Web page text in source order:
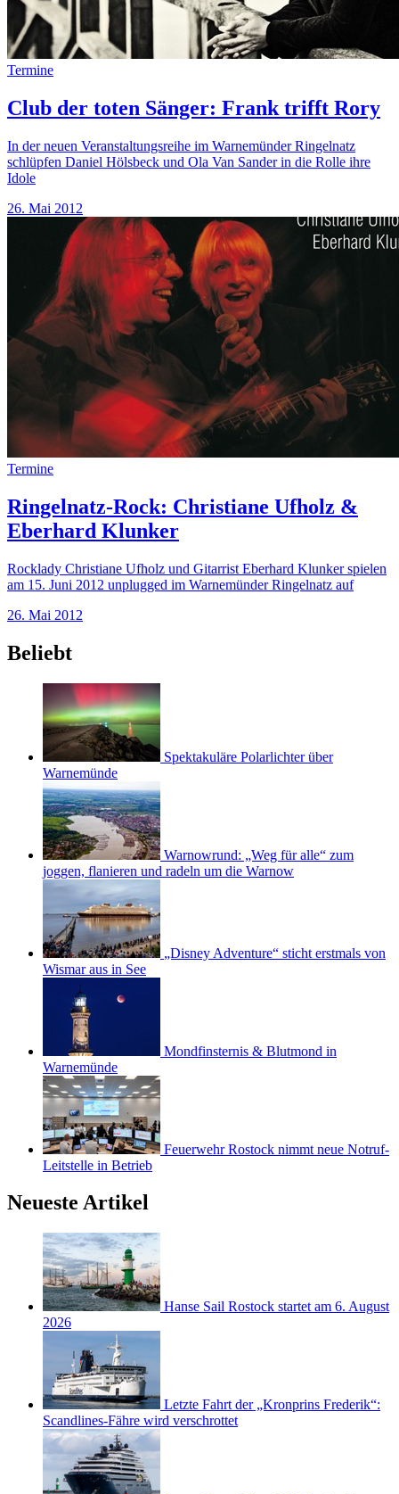
Termine
Club der toten Sänger: Frank trifft Rory
In der neuen Veranstaltungsreihe im Warnemünder Ringelnatz
schlüpfen Daniel Hölsbeck und Ola Van Sander in die Rolle ihre
Idole
26. Mai 2012
Termine
Ringelnatz-Rock: Christiane Ufholz &
Eberhard Klunker
Rocklady Christiane Ufholz und Gitarrist Eberhard Klunker spielen
am 15. Juni 2012 unplugged im Warnemünder Ringelnatz auf
26. Mai 2012
Beliebt
Spektakuläre Polarlichter über
Warnemünde
Warnowrund: „Weg für alle“ zum
joggen, flanieren und radeln um die Warnow
„Disney Adventure“ sticht erstmals von
Wismar aus in See
Mondfinsternis & Blutmond in
Warnemünde
Feuerwehr Rostock nimmt neue Notruf-
Leitstelle in Betrieb
Neueste Artikel
Hanse Sail Rostock startet am 6. August
2026
Letzte Fahrt der „Kronprins Frederik“:
Scandlines-Fähre wird verschrottet